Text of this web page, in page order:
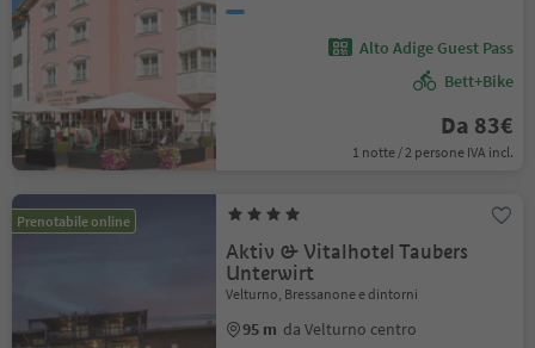
Alto Adige Guest Pass
Bett+Bike
Da 83€
1 notte / 2 persone IVA incl.
Prenotabile online
Aktiv & Vitalhotel Taubers
Unterwirt
Velturno, Bressanone e dintorni
95 m da Velturno centro